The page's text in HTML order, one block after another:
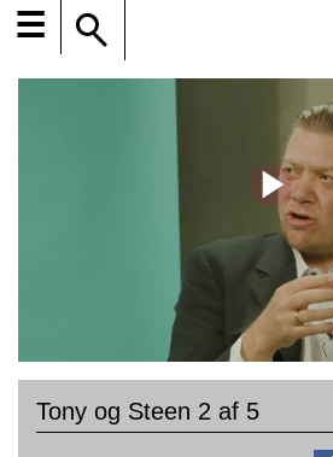
☰
Tony og Steen 2 af 5